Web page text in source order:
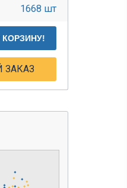
1668 шт
КОРЗИНУ!